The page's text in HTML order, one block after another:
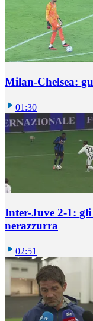
Milan-Chelsea:
01:30
Inter-Juve 2-1:
nerazzurra
02:51